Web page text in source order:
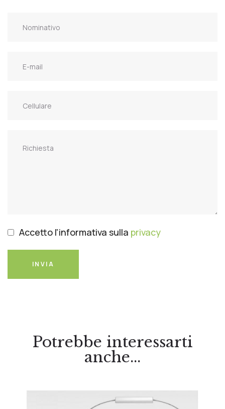
Accetto l'informativa sulla privacy
INVIA
Potrebbe interessarti
anche...